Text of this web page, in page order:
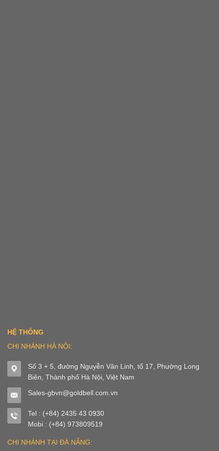
HỆ THỐNG
CHI NHÁNH HÀ NỘI:
Số 3 + 5, đường Nguyễn Văn Linh, tổ 17, Phường Long
Biên, Thành phố Hà Nội, Việt Nam
Sales-gbvn@goldbell.com.vn
Tel : (+84) 2435 43 0930
Mobi : (+84) 973809519
CHI NHÁNH TẠI ĐÀ NẴNG: